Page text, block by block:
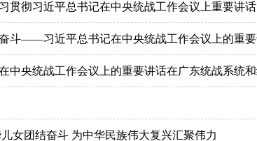
彻习近平总书记在中央统战工作会议上重要讲话
女团结奋斗 为中华民族伟大复兴汇聚伟力